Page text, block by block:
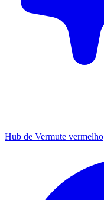
Hub de Vermute vermelho